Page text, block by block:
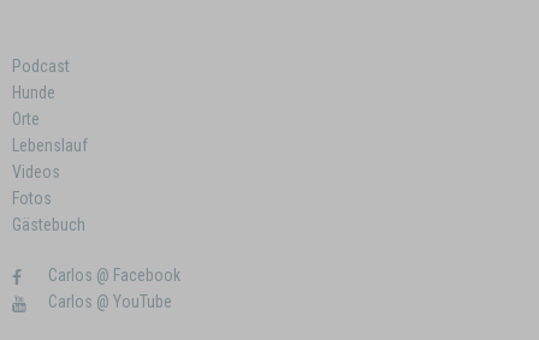
Podcast
Hunde
Orte
Lebenslauf
Videos
Fotos
Gästebuch
Carlos @ Facebook
Carlos @ YouTube